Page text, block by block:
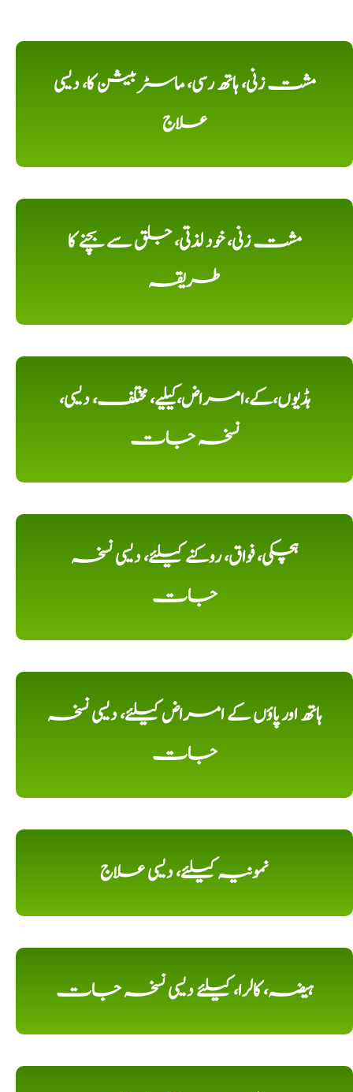
مشت زنی، ہاتھ رسی، ماسٹر بیشن کا، دیسی
علاج
مشت زنی، خود لذتی، جلق سے بچنے کا
طریقہ
ہڈیوں،کے،امراض،کیلیے، مختلف، دیسی،
نسخہ جات
ہچکی، فواق، روکنے کیلئے، دیسی نسخہ
جات
ہاتھ اور پاؤں کے امراض کیلئے، دیسی نسخہ
جات
نمونیہ کیلئے، دیسی علاج
ہیضہ، کالرا، کیلئے دیسی نسخہ جات